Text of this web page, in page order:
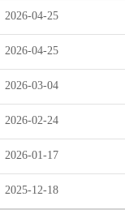
2026-04-25
2026-04-25
2026-03-04
2026-02-24
2026-01-17
2025-12-18